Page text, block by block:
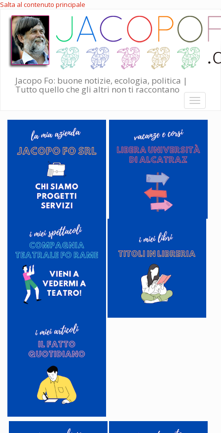
Salta al contenuto principale
Jacopo Fo: buone notizie, ecologia, politica |
Tutto quello che gli altri non ti raccontano
Toggle